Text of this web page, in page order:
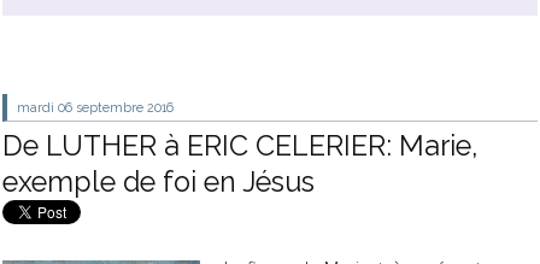
mardi 06 septembre 2016
De LUTHER à ERIC CELERIER: Marie,
exemple de foi en Jésus